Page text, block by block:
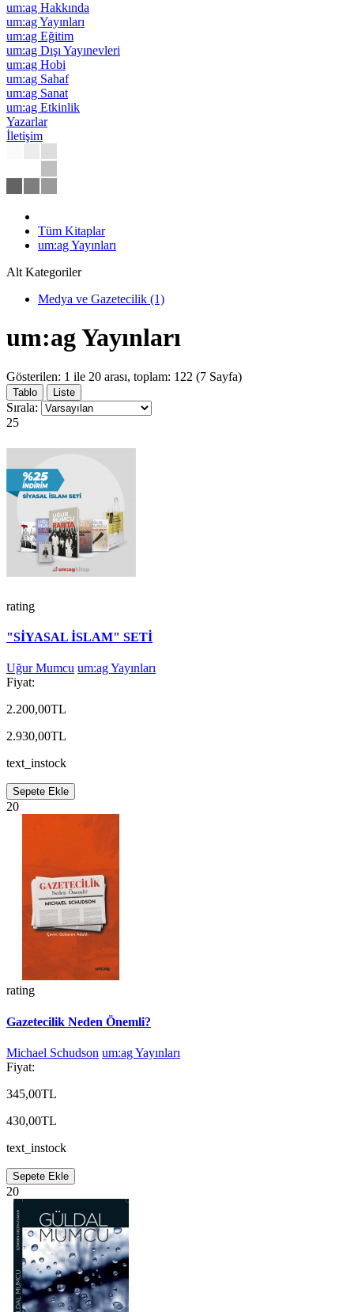
um:ag Hakkında
um:ag Yayınları
um:ag Eğitim
um:ag Dışı Yayınevleri
um:ag Hobi
um:ag Sahaf
um:ag Sanat
um:ag Etkinlik
Yazarlar
İletişim
Tüm Kitaplar
um:ag Yayınları
Alt Kategoriler
Medya ve Gazetecilik (1)
um:ag Yayınları
Gösterilen: 1 ile 20 arası, toplam: 122 (7 Sayfa)
Tablo Liste
Sırala:
25
rating
"SİYASAL İSLAM" SETİ
Uğur Mumcu um:ag Yayınları
Fiyat:
2.200,00TL
2.930,00TL
text_instock
Sepete Ekle
20
rating
Gazetecilik Neden Önemli?
Michael Schudson um:ag Yayınları
Fiyat:
345,00TL
430,00TL
text_instock
Sepete Ekle
20